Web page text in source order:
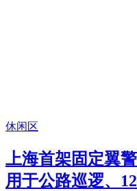
休闲区
上海首架固定翼
用于公路巡逻、